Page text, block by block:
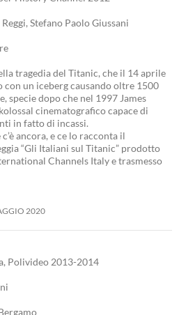
Stefano Paolo Giussani
tragedia del Titanic, che il 14 aprile
con un iceberg causando oltre 1500
specie dopo che nel 1997 James
cinematografico capace di
in fatto di incassi.
ancora, e ce lo racconta il
“Gli Italiani sul Titanic” prodotto
Channels Italy e trasmesso
2020
Polivideo 2013-2014